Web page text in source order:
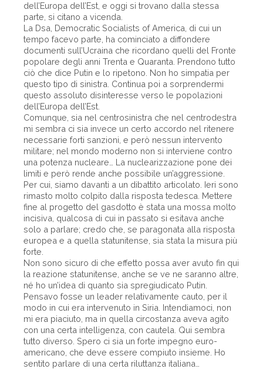
dell’Europa dell’Est, e oggi si trovano dalla stessa
parte, si citano a vicenda.
La Dsa, Democratic Socialists of America, di cui un
tempo facevo parte, ha cominciato a diffondere
documenti sull’Ucraina che ricordano quelli del Fronte
popolare degli anni Trenta e Quaranta. Prendono tutto
ciò che dice Putin e lo ripetono. Non ho simpatia per
questo tipo di sinistra. Continua poi a sorprendermi
questo assoluto disinteresse verso le popolazioni
dell’Europa dell’Est.
Comunque, sia nel centrosinistra che nel centrodestra
mi sembra ci sia invece un certo accordo nel ritenere
necessarie forti sanzioni, e però nessun intervento
militare; nel mondo moderno non si interviene contro
una potenza nucleare… La nuclearizzazione pone dei
limiti e però rende anche possibile un’aggressione.
Per cui, siamo davanti a un dibattito articolato. Ieri sono
rimasto molto colpito dalla risposta tedesca. Mettere
fine al progetto del gasdotto è stata una mossa molto
incisiva, qualcosa di cui in passato si esitava anche
solo a parlare; credo che, se paragonata alla risposta
europea e a quella statunitense, sia stata la misura più
forte.
Non sono sicuro di che effetto possa aver avuto fin qui
la reazione statunitense, anche se ve ne saranno altre,
né ho un’idea di quanto sia spregiudicato Putin.
Pensavo fosse un leader relativamente cauto, per il
modo in cui era intervenuto in Siria. Intendiamoci, non
mi era piaciuto, ma in quella circostanza aveva agito
con una certa intelligenza, con cautela. Qui sembra
tutto diverso. Spero ci sia un forte impegno euro-
americano, che deve essere compiuto insieme. Ho
sentito parlare di una certa riluttanza italiana…